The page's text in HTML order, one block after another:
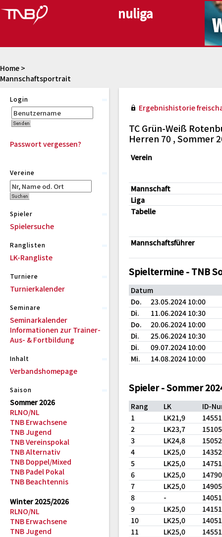
Mannschaftsportrait
Home >
Login
Passwort vergessen?
Vereine
Spieler
Spielersuche
Ranglisten
LK-Rangliste
Turniere
Turnierkalender
Seminare
Seminarkalender
Informationen zur Trainer-
Aus- & Fortbildung
Inhalt
Verbandshomepage
Saison
Sommer 2026
RLNO/NL
TNB Erwachsene
TNB Jugend
TNB Vereinspokal
TNB Alternativ
TNB Doppel/Mixed
TNB Padel Pokal
TNB Beachtennis
Winter 2025/2026
RLNO/NL
TNB Erwachsene
TNB Jugend
Ergebnishistorie
TC Grün-Weiß
Herren 70 , Sommer
Verein
Mannschaft
Liga
Tabelle
Mannschaftsführer
Spieltermine - TNB
Datum
Do.
23.05.2024 10:00
Di.
11.06.2024 10:30
Do.
20.06.2024 10:00
Di.
25.06.2024 10:30
Di.
09.07.2024 10:00
Mi.
14.08.2024 10:00
Spieler - Sommer
Rang LK
ID-
1
LK21,9
2
LK23,7
3
LK24,8
4
LK25,0
5
LK25,0
6
LK25,0
7
LK25,0
8
-
9
LK25,0
10
LK25,0
11
LK25,0